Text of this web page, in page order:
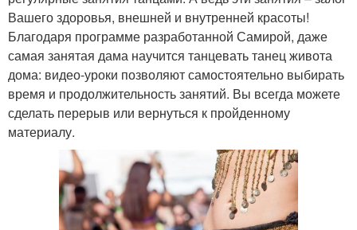
Вашего здоровья, внешней и внутренней красоты!
Благодаря программе разработанной Самирой, даже
самая занятая дама научится танцевать танец живота
дома: видео-уроки позволяют самостоятельно выбирать
время и продолжительность занятий. Вы всегда можете
сделать перерыв или вернуться к пройденному
материалу.